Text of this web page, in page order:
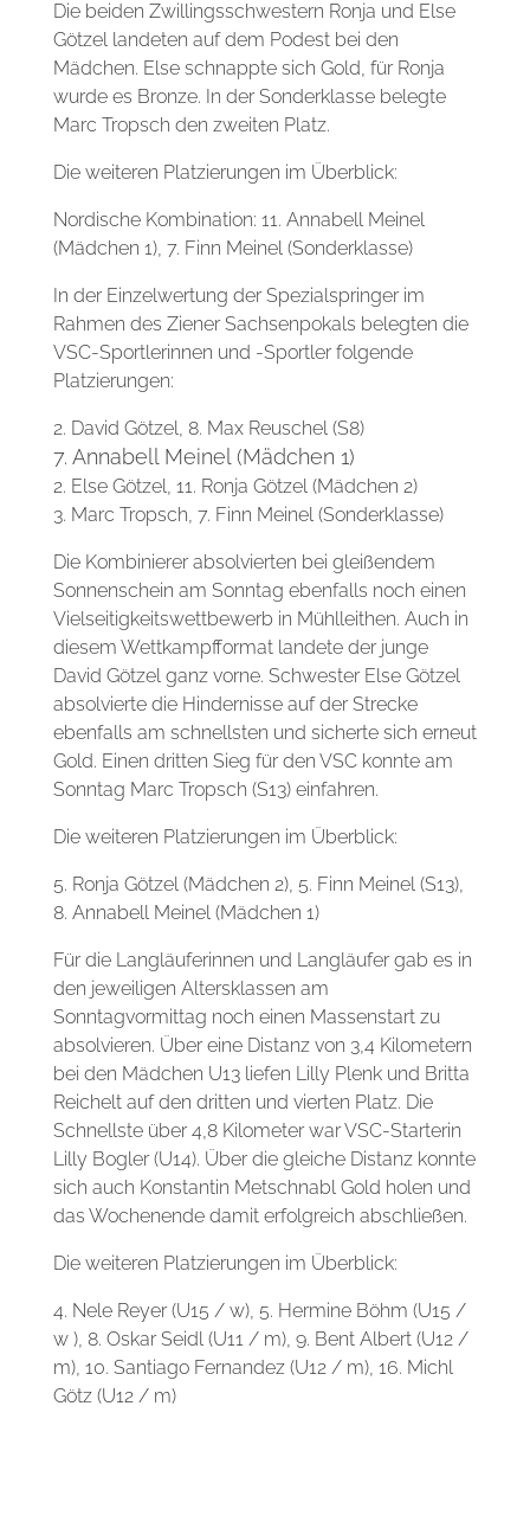
Die beiden Zwillingsschwestern Ronja und Else
Götzel landeten auf dem Podest bei den
Mädchen. Else schnappte sich Gold, für Ronja
wurde es Bronze. In der Sonderklasse belegte
Marc Tropsch den zweiten Platz.
Die weiteren Platzierungen im Überblick:
Nordische Kombination: 11. Annabell Meinel
(Mädchen 1), 7. Finn Meinel (Sonderklasse)
In der Einzelwertung der Spezialspringer im
Rahmen des Ziener Sachsenpokals belegten die
VSC-Sportlerinnen und -Sportler folgende
Platzierungen:
2. David Götzel, 8. Max Reuschel (S8)
7. Annabell Meinel (Mädchen 1)
2. Else Götzel, 11. Ronja Götzel (Mädchen 2)
3. Marc Tropsch, 7. Finn Meinel (Sonderklasse)
Die Kombinierer absolvierten bei gleißendem
Sonnenschein am Sonntag ebenfalls noch einen
Vielseitigkeitswettbewerb in Mühlleithen. Auch in
diesem Wettkampfformat landete der junge
David Götzel ganz vorne. Schwester Else Götzel
absolvierte die Hindernisse auf der Strecke
ebenfalls am schnellsten und sicherte sich erneut
Gold. Einen dritten Sieg für den VSC konnte am
Sonntag Marc Tropsch (S13) einfahren.
Die weiteren Platzierungen im Überblick:
5. Ronja Götzel (Mädchen 2), 5. Finn Meinel (S13),
8. Annabell Meinel (Mädchen 1)
Für die Langläuferinnen und Langläufer gab es in
den jeweiligen Altersklassen am
Sonntagvormittag noch einen Massenstart zu
absolvieren. Über eine Distanz von 3,4 Kilometern
bei den Mädchen U13 liefen Lilly Plenk und Britta
Reichelt auf den dritten und vierten Platz. Die
Schnellste über 4,8 Kilometer war VSC-Starterin
Lilly Bogler (U14). Über die gleiche Distanz konnte
sich auch Konstantin Metschnabl Gold holen und
das Wochenende damit erfolgreich abschließen.
Die weiteren Platzierungen im Überblick:
4. Nele Reyer (U15 / w), 5. Hermine Böhm (U15 /
w ), 8. Oskar Seidl (U11 / m), 9. Bent Albert (U12 /
m), 10. Santiago Fernandez (U12 / m), 16. Michl
Götz (U12 / m)